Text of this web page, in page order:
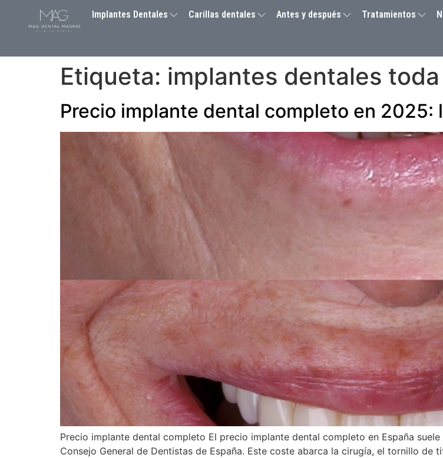
Implantes Dentales Carillas dentales Antes y después Tratamientos
Etiqueta: implantes dentales
Precio implante dental completo en 2025:
Precio implante dental completo El precio implante dental completo en España
Consejo General de Dentistas de España. Este coste abarca la cirugía, el tornillo de